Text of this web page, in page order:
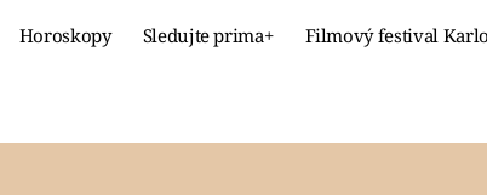
Horoskopy Sledujte prima+ Filmový festival